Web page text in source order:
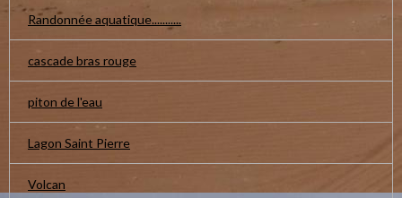
Randonnée aquatique...........
cascade bras rouge
piton de l'eau
Lagon Saint Pierre
Volcan